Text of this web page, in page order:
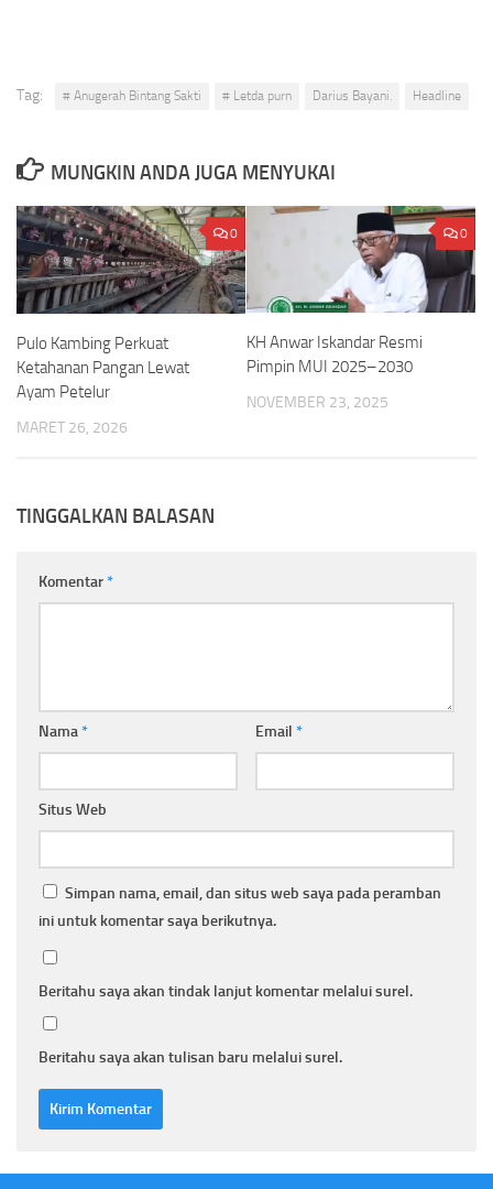
Tag: # Anugerah Bintang Sakti # Letda purn Darius Bayani. Headline
MUNGKIN ANDA JUGA MENYUKAI
0
Pulo Kambing Perkuat
Ketahanan Pangan Lewat
Ayam Petelur
MARET 26, 2026
0
KH Anwar Iskandar Resmi
Pimpin MUI 2025–2030
NOVEMBER 23, 2025
TINGGALKAN BALASAN
Komentar*
Nama* Email *
Situs Web
Simpan nama, email, dan situs web saya pada peramban
ini untuk komentar saya berikutnya.
Beritahu saya akan tindak lanjut komentar melalui surel.
Beritahu saya akan tulisan baru melalui surel.